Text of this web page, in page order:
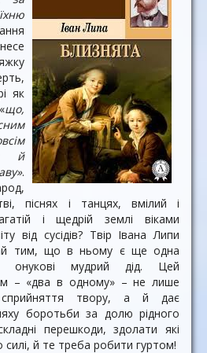
як
що,
й
.
піснях і танцях, вмілий і
і щедрій землі віками
від сусідів? Твір Івана Липи
тим, що в ньому є ще одна
онукові мудрий дід. Цей
– «два в одному» – не лише
сприйняття твору, а й дає
боротьби за долю рідного
перешкоди, здолати які
й те треба робити гуртом!